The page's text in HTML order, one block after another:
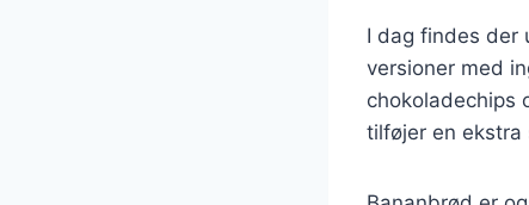
I dag findes der
versioner med
chokoladechips
tilføjer en ekstra